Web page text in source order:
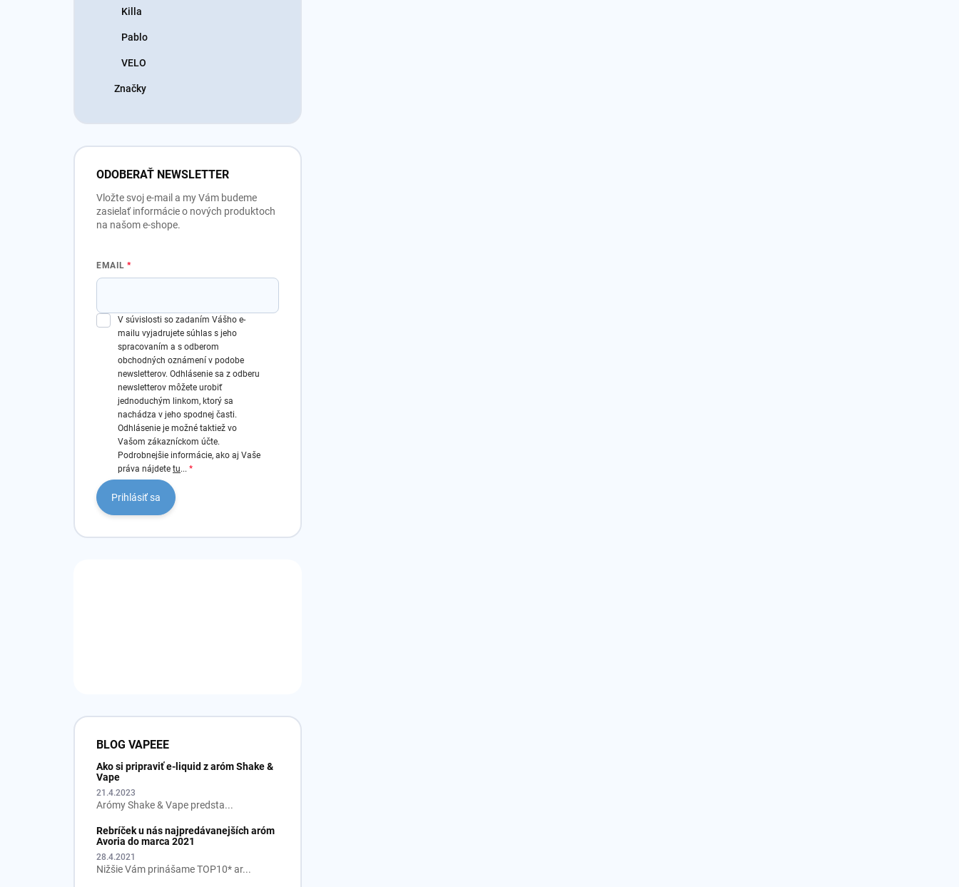
Killa
Pablo
VELO
Značky
ODOBERAŤ NEWSLETTER
Vložte svoj e-mail a my Vám budeme
zasielať informácie o nových produktoch
na našom e-shope.
EMAIL
V súvislosti so zadaním Vášho e-
mailu vyjadrujete súhlas s jeho
spracovaním a s odberom
obchodných oznámení v podobe
newsletterov. Odhlásenie sa z odberu
newsletterov môžete urobiť
jednoduchým linkom, ktorý sa
nachádza v jeho spodnej časti.
Odhlásenie je možné taktiež vo
Vašom zákazníckom účte.
Podrobnejšie informácie, ako aj Vaše
práva nájdete tu...
Prihlásiť sa
BLOG VAPEEE
Ako si pripraviť e-liquid z aróm Shake &
Vape
21.4.2023
Arómy Shake & Vape predsta...
Rebríček u nás najpredávanejších aróm
Avoria do marca 2021
28.4.2021
Nižšie Vám prinášame TOP10* ar...